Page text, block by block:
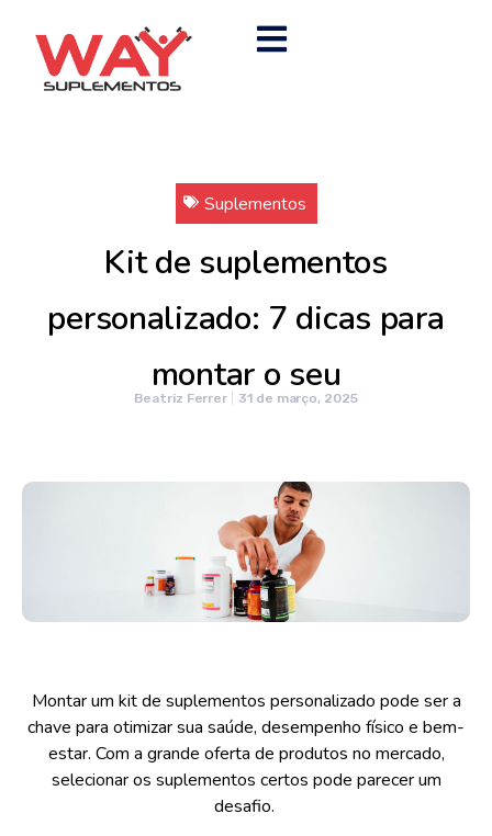
Suplementos
Kit de suplementos
personalizado: 7 dicas para
montar o seu
Beatriz Ferrer 31 de março, 2025
Montar um kit de suplementos personalizado pode ser a
chave para otimizar sua saúde, desempenho físico e bem-
estar. Com a grande oferta de produtos no mercado,
selecionar os suplementos certos pode parecer um
desafio.